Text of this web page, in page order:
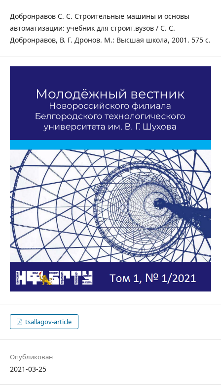
Добронравов С. С. Строительные машины и основы
автоматизации: учебник для строит.вузов / С. С.
Добронравов, В. Г. Дронов. М.: Высшая школа, 2001. 575 с.
tsallagov-article
Опубликован
2021-03-25